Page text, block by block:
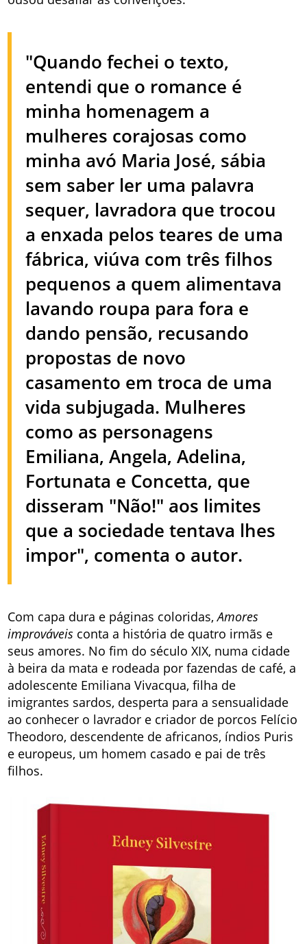
"Quando fechei o texto,
entendi que o romance é
minha homenagem a
mulheres corajosas como
minha avó Maria José, sábia
sem saber ler uma palavra
sequer, lavradora que trocou
a enxada pelos teares de uma
fábrica, viúva com três filhos
pequenos a quem alimentava
lavando roupa para fora e
dando pensão, recusando
propostas de novo
casamento em troca de uma
vida subjugada. Mulheres
como as personagens
Emiliana, Angela, Adelina,
Fortunata e Concetta, que
disseram "Não!" aos limites
que a sociedade tentava lhes
impor", comenta o autor.
Com capa dura e páginas coloridas, Amores
improváveis conta a história de quatro irmãs e
seus amores. No fim do século XIX, numa cidade
à beira da mata e rodeada por fazendas de café, a
adolescente Emiliana Vivacqua, filha de
imigrantes sardos, desperta para a sensualidade
ao conhecer o lavrador e criador de porcos Felício
Theodoro, descendente de africanos, índios Puris
e europeus, um homem casado e pai de três
filhos.